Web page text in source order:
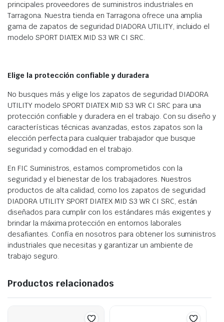
principales proveedores de suministros industriales en
Tarragona. Nuestra tienda en Tarragona ofrece una amplia
gama de zapatos de seguridad DIADORA UTILITY, incluido el
modelo SPORT DIATEX MID S3 WR CI SRC.
Elige la protección confiable y duradera
No busques más y elige los zapatos de seguridad DIADORA
UTILITY modelo SPORT DIATEX MID S3 WR CI SRC para una
protección confiable y duradera en el trabajo. Con su diseño y
características técnicas avanzadas, estos zapatos son la
elección perfecta para cualquier trabajador que busque
seguridad y comodidad en el trabajo.
En FIC Suministros, estamos comprometidos con la
seguridad y el bienestar de los trabajadores. Nuestros
productos de alta calidad, como los zapatos de seguridad
DIADORA UTILITY SPORT DIATEX MID S3 WR CI SRC, están
diseñados para cumplir con los estándares más exigentes y
brindar la máxima protección en entornos laborales
desafiantes. Confía en nosotros para obtener los suministros
industriales que necesitas y garantizar un ambiente de
trabajo seguro.
Productos relacionados